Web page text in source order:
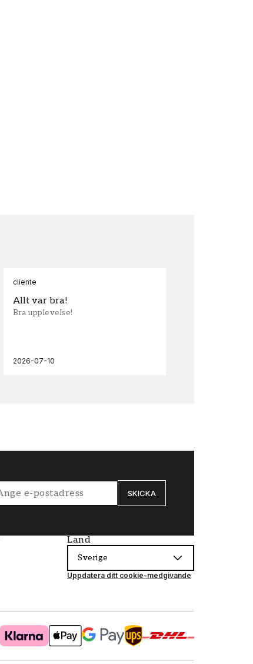
cliente
Allt var bra!
Bra upplevelse!
2026-07-10
SKICKA
Land
Sverige
Uppdatera ditt cookie-medgivande